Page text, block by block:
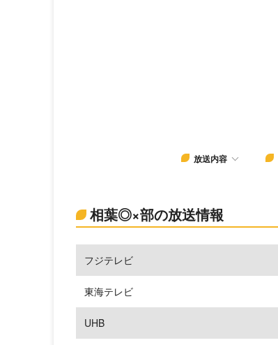
放送内容
相葉◎×部の放送情報
フジテレビ
東海テレビ
UHB